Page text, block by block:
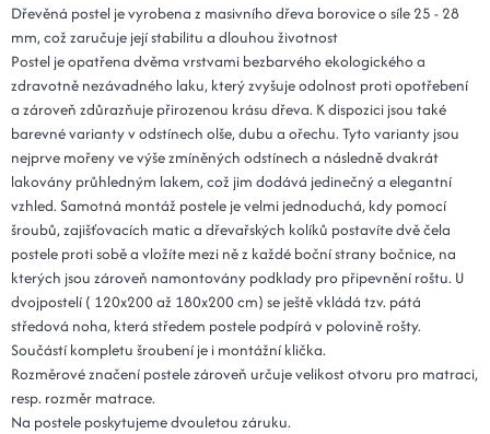
Dřevěná postel je vyrobena z masivního dřeva borovice o síle 25 - 28
mm, což zaručuje její stabilitu a dlouhou životnost
Postel je opatřena dvěma vrstvami bezbarvého ekologického a
zdravotně nezávadného laku, který zvyšuje odolnost proti opotřebení
a zároveň zdůrazňuje přirozenou krásu dřeva. K dispozici jsou také
barevné varianty v odstínech olše, dubu a ořechu. Tyto varianty jsou
nejprve mořeny ve výše zmíněných odstínech a následně dvakrát
lakovány průhledným lakem, což jim dodává jedinečný a elegantní
vzhled. Samotná montáž postele je velmi jednoduchá, kdy pomocí
šroubů, zajišťovacích matic a dřevařských kolíků postavíte dvě čela
postele proti sobě a vložíte mezi ně z každé boční strany bočnice, na
kterých jsou zároveň namontovány podklady pro připevnění roštu. U
dvojpostelí ( 120x200 až 180x200 cm) se ještě vkládá tzv. pátá
středová noha, která středem postele podpírá v polovině rošty.
Součástí kompletu šroubení je i montážní klička.
Rozměrové značení postele zároveň určuje velikost otvoru pro matraci,
resp. rozměr matrace.
Na postele poskytujeme dvouletou záruku.